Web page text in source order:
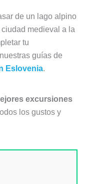
de un lago alpino
medieval a la
tu
guías de
Eslovenia.
excursiones
los gustos y